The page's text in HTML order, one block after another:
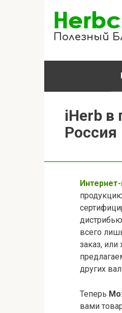
Полезный
iHerb в
Россия
всего
заказ,
других
Теперь
вами